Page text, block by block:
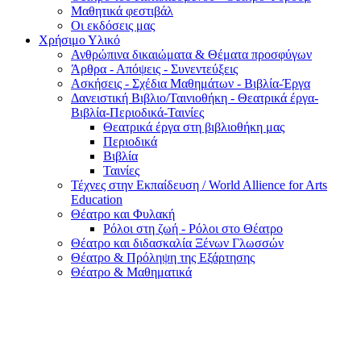
Μαθητικά φεστιβάλ
Οι εκδόσεις μας
Χρήσιμο Υλικό
Ανθρώπινα δικαιώματα & Θέματα προσφύγων
Άρθρα - Απόψεις - Συνεντεύξεις
Ασκήσεις - Σχέδια Μαθημάτων - Βιβλία-Έργα
Δανειστική Βιβλιο/Ταινιοθήκη - Θεατρικά έργα-
Βιβλία-Περιοδικά-Ταινίες
Θεατρικά έργα στη βιβλιοθήκη μας
Περιοδικά
Βιβλία
Ταινίες
Τέχνες στην Εκπαίδευση / World Allience for Arts
Education
Θέατρο και Φυλακή
Ρόλοι στη ζωή - Ρόλοι στο Θέατρο
Θέατρο και διδασκαλία Ξένων Γλωσσών
Θέατρο & Πρόληψη της Εξάρτησης
Θέατρο & Μαθηματικά